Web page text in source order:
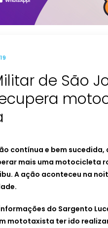
de São
contínua e bem
mais uma motocicleta
A ação aconteceu na
do Sargento
mototaxista ter ido